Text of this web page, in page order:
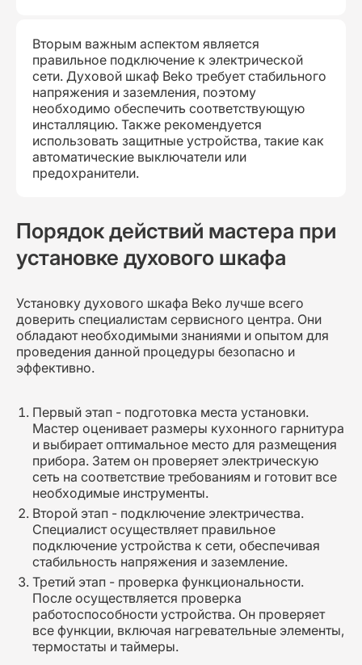
Вторым важным аспектом является
правильное подключение к электрической
сети. Духовой шкаф Beko требует стабильного
напряжения и заземления, поэтому
необходимо обеспечить соответствующую
инсталляцию. Также рекомендуется
использовать защитные устройства, такие как
автоматические выключатели или
предохранители.
Порядок действий мастера при
установке духового шкафа
Установку духового шкафа Beko лучше всего
доверить специалистам сервисного центра. Они
обладают необходимыми знаниями и опытом для
проведения данной процедуры безопасно и
эффективно.
Первый этап - подготовка места установки.
Мастер оценивает размеры кухонного гарнитура
и выбирает оптимальное место для размещения
прибора. Затем он проверяет электрическую
сеть на соответствие требованиям и готовит все
необходимые инструменты.
Второй этап - подключение электричества.
Специалист осуществляет правильное
подключение устройства к сети, обеспечивая
стабильность напряжения и заземление.
Третий этап - проверка функциональности.
После осуществляется проверка
работоспособности устройства. Он проверяет
все функции, включая нагревательные элементы,
термостаты и таймеры.